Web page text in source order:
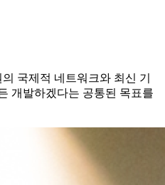
국제적 네트워크와 최신 기
개발하겠다는 공통된 목표를